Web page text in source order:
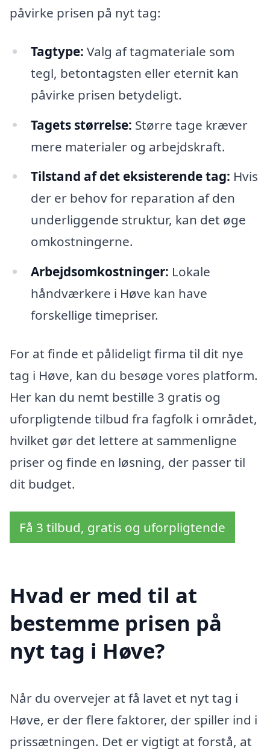
påvirke prisen på nyt tag:
Tagtype: Valg af tagmateriale som
tegl, betontagsten eller eternit kan
påvirke prisen betydeligt.
Tagets størrelse: Større tage kræver
mere materialer og arbejdskraft.
Tilstand af det eksisterende tag: Hvis
der er behov for reparation af den
underliggende struktur, kan det øge
omkostningerne.
Arbejdsomkostninger: Lokale
håndværkere i Høve kan have
forskellige timepriser.
For at finde et pålideligt firma til dit nye
tag i Høve, kan du besøge vores platform.
Her kan du nemt bestille 3 gratis og
uforpligtende tilbud fra fagfolk i området,
hvilket gør det lettere at sammenligne
priser og finde en løsning, der passer til
dit budget.
Få 3 tilbud, gratis og uforpligtende
Hvad er med til at
bestemme prisen på
nyt tag i Høve?
Når du overvejer at få lavet et nyt tag i
Høve, er der flere faktorer, der spiller ind i
prissætningen. Det er vigtigt at forstå, at